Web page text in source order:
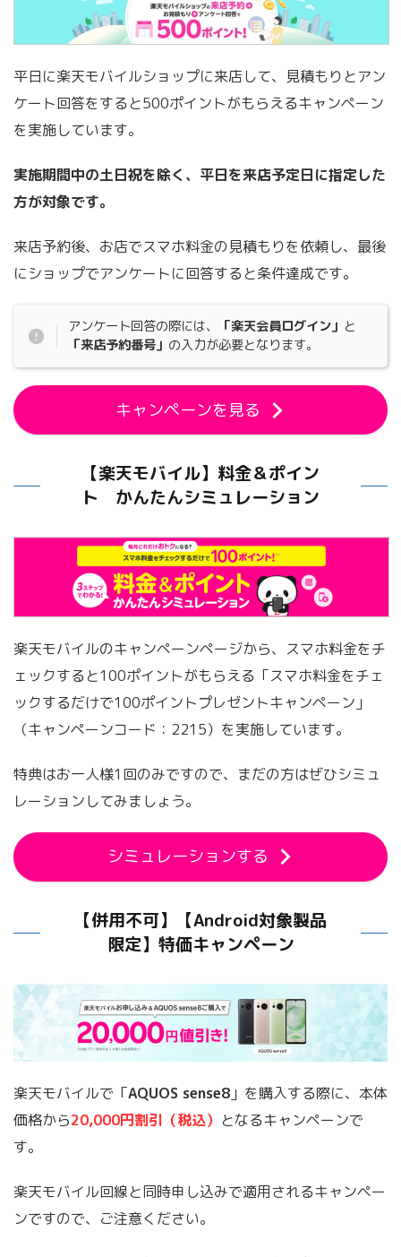
平日に楽天モバイルショップに来店して、見積もりとアン
ケート回答をすると500ポイントがもらえるキャンペーン
を実施しています。
実施期間中の土日祝を除く、平日を来店予定日に指定した
方が対象です。
来店予約後、お店でスマホ料金の見積もりを依頼し、最後
にショップでアンケートに回答すると条件達成です。
アンケート回答の際には、 「楽天会員ログイン」 と
「来店予約番号」 の入力が必要となります。
キャンペーンを見る
【楽天モバイル】料金＆ポイン
ト かんたんシミュレーション
楽天モバイルのキャンペーンページから、スマホ料金をチ
ェックすると100ポイントがもらえる「スマホ料金をチェ
ックするだけで100ポイントプレゼントキャンペーン」
（キャンペーンコード：2215）を実施しています。
特典はお一人様1回のみですので、まだの方はぜひシミュ
レーションしてみましょう。
シミュレーションする
【併用不可】【Android対象製品
限定】特価キャンペーン
楽天モバイルで「AQUOS sense8 」を購入する際に、本体
価格から20,000円割引（税込） となるキャンペーンで
す。
楽天モバイル回線と同時申し込みで適用されるキャンペー
ンですので、ご注意ください。